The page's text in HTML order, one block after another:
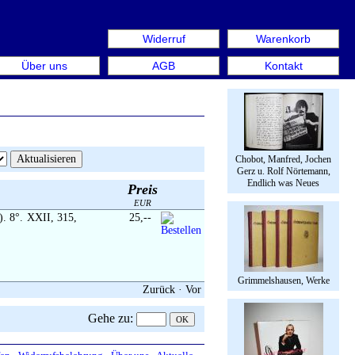
Warenkorb
Kontakt
Widerruf
AGB
Über uns
aus: Rare Book Week Berlin. Internationale Messe
Chobot, Manfred, Jochen
Gerz u. Rolf Nörtemann,
Endlich was Neues
Grimmelshausen, Werke
Preis
EUR
8°. XXII, 315, 25,--
Zurück · Vor
Gehe zu: